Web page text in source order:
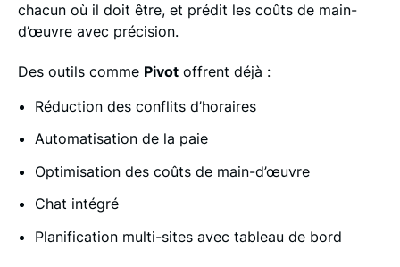
chacun où il doit être, et prédit les coûts de main-
d’œuvre avec précision.
Des outils comme Pivotoffrent déjà :
Réduction des conflits d’horaires
Automatisation de la paie
Optimisation des coûts de main-d’œuvre
Chat intégré
Planification multi-sites avec tableau de bord